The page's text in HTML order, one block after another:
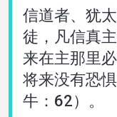
信道者、犹
徒，凡信真
来在主那里
将来没有恐
牛：62）。